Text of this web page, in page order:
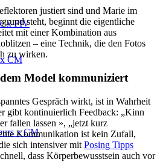
x FIV
CM
x CM
justiert sind und Marie im
steht, beginnt die eigentliche
mit einer Kombination aus
– eine Technik, die den Fotos
zu wirken.
Model kommuniziert
Gespräch wirkt, ist in Wahrheit
gibt kontinuierlich Feedback: „Kinn
fallen lassen », „jetzt kurz
Kommunikation ist kein Zufall,
sich intensiver mit Posing Tipps
dass Körperbewusstsein auch vor